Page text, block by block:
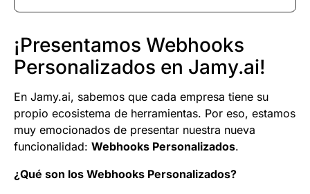
¡Presentamos Webhooks
Personalizados en Jamy.ai!
En Jamy.ai, sabemos que cada empresa tiene su
propio ecosistema de herramientas. Por eso, estamos
muy emocionados de presentar nuestra nueva
funcionalidad: Webhooks Personalizados.
¿Qué son los Webhooks Personalizados?